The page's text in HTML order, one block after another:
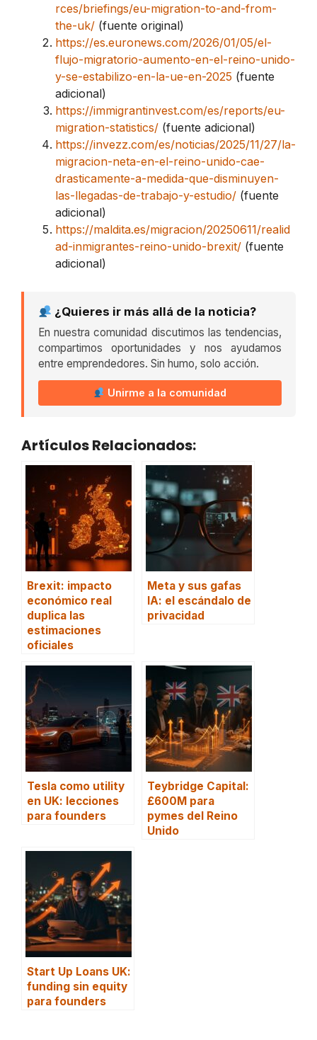
rces/briefings/eu-migration-to-and-from-
the-uk/ (fuente original)
https://es.euronews.com/2026/01/05/el-
flujo-migratorio-aumento-en-el-reino-unido-
y-se-estabilizo-en-la-ue-en-2025 (fuente
adicional)
https://immigrantinvest.com/es/reports/eu-
migration-statistics/ (fuente adicional)
https://invezz.com/es/noticias/2025/11/27/la-
migracion-neta-en-el-reino-unido-cae-
drasticamente-a-medida-que-disminuyen-
las-llegadas-de-trabajo-y-estudio/ (fuente
adicional)
https://maldita.es/migracion/20250611/realid
ad-inmigrantes-reino-unido-brexit/ (fuente
adicional)
¿Quieres ir más allá de la noticia?
En nuestra comunidad discutimos las tendencias,
compartimos oportunidades y nos ayudamos
entre emprendedores. Sin humo, solo acción.
Unirme a la comunidad
Artículos Relacionados:
Brexit: impacto
económico real
duplica las
estimaciones
oficiales
Meta y sus gafas
IA: el escándalo de
privacidad
Tesla como utility
en UK: lecciones
para founders
Teybridge Capital:
£600M para
pymes del Reino
Unido
Start Up Loans UK:
funding sin equity
para founders